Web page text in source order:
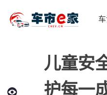
儿童安
护每一